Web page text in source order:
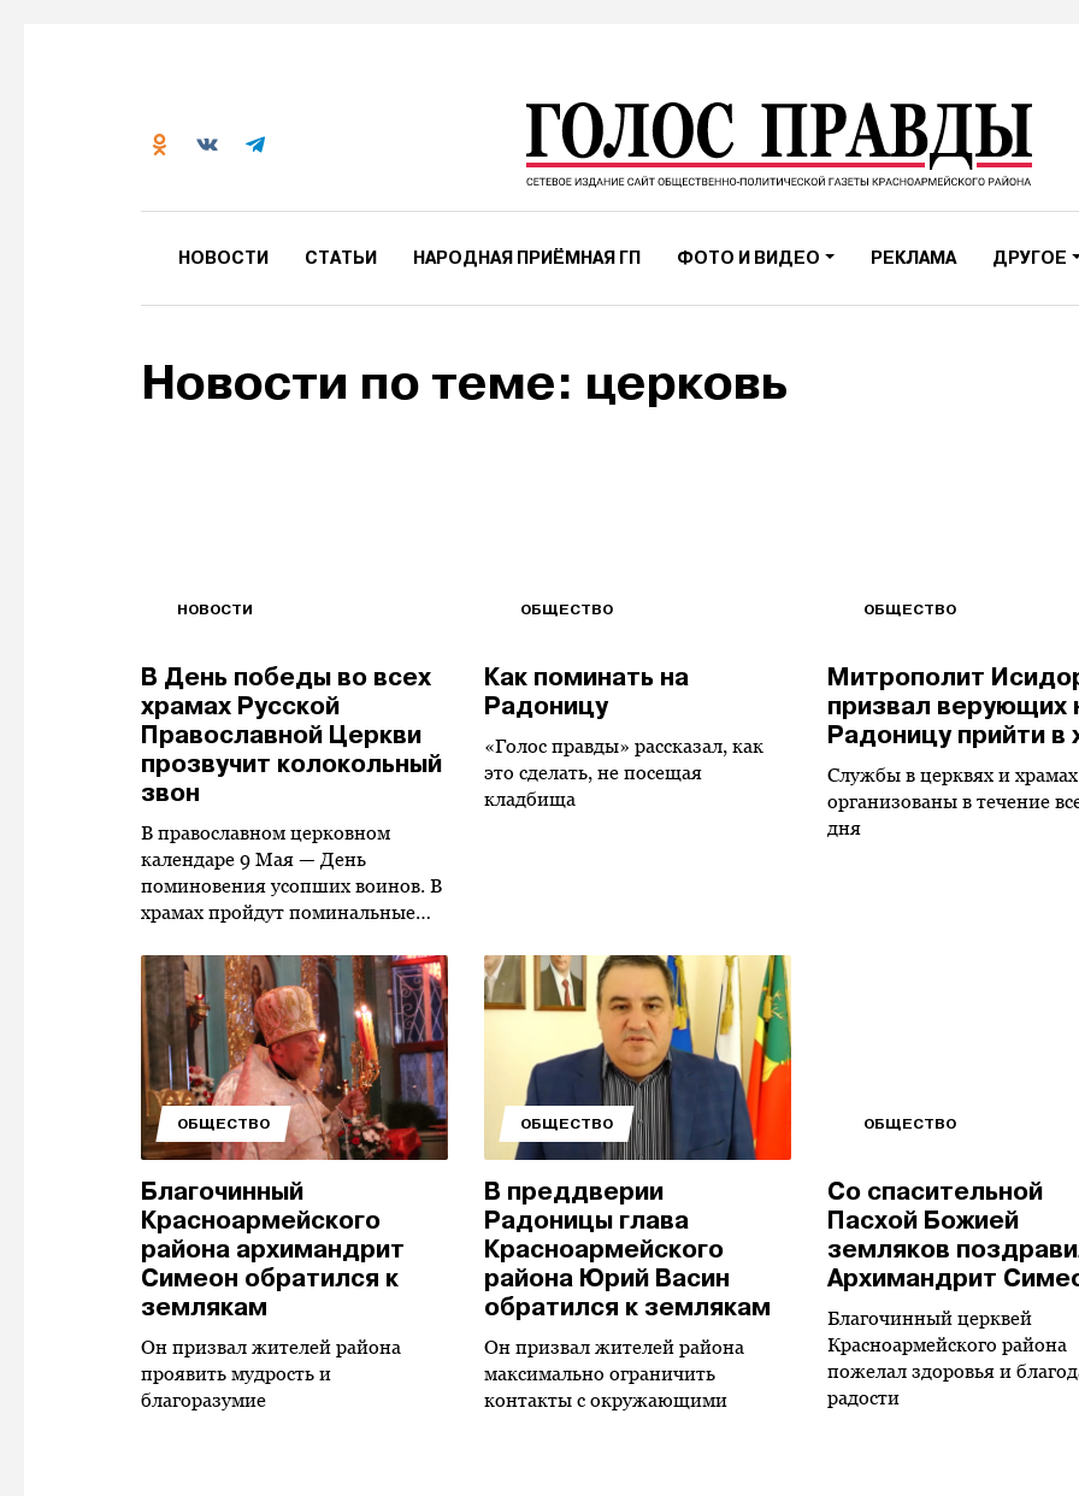
НОВОСТИ СТАТЬИ НАРОДНАЯ ПРИЁМНАЯ ГП ФОТО И ВИДЕО РЕКЛАМА ДРУГОЕ
Новости по теме: церковь
НОВОСТИ
В День победы во всех
храмах Русской
Православной Церкви
прозвучит колокольный
звон
В православном церковном
календаре 9 Мая — День
поминовения усопших воинов. В
храмах пройдут поминальные…
ОБЩЕСТВО
Как поминать на
Радоницу
«Голос правды» рассказал, как
это сделать, не посещая
кладбища
ОБЩЕСТВО
Митрополит
призвал верующих
Радоницу прийти в
Службы в церквях и храмах
организованы в течение
дня
ОБЩЕСТВО
Благочинный
Красноармейского
района архимандрит
Симеон обратился к
землякам
Он призвал жителей района
проявить мудрость и
благоразумие
ОБЩЕСТВО
В преддверии
Радоницы глава
Красноармейского
района Юрий Васин
обратился к землякам
Он призвал жителей района
максимально ограничить
контакты с окружающими
ОБЩЕСТВО
Со спасительной
Пасхой Божией
земляков
Архимандрит
Благочинный церквей
Красноармейского района
пожелал здоровья и
радости